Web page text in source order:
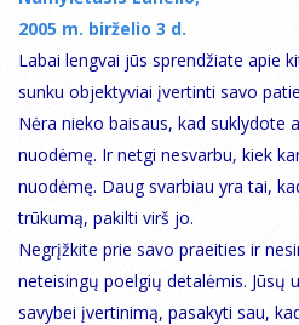
2005 m. birželio 3 d.
Labai lengvai jūs sprendžiate apie
sunku objektyviai įvertinti savo
Nėra nieko baisaus, kad suklydote
nuodėmę. Ir netgi nesvarbu, kiek
nuodėmę. Daug svarbiau yra tai,
trūkumą, pakilti virš jo.
Negrįžkite prie savo praeities ir
neteisingų poelgių detalėmis. Jūsų
savybei įvertinimą, pasakyti sau,